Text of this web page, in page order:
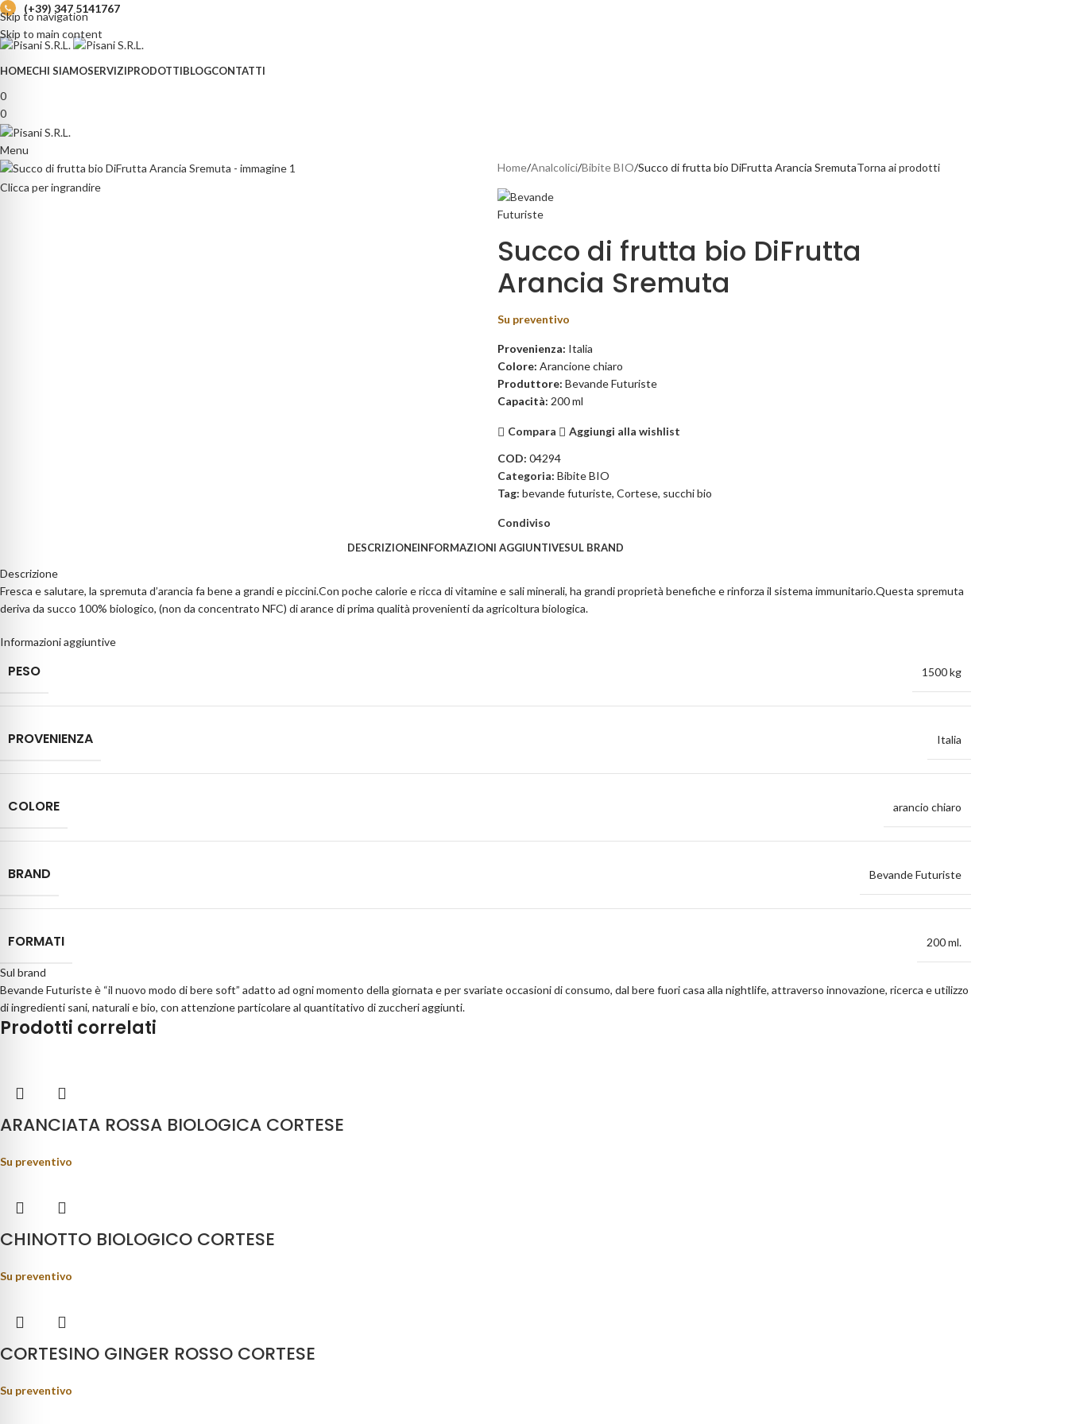
Skip to navigation
Skip to main content
(+39) 347 5141767
HOMECHI SIAMOSERVIZIPRODOTTIBLOGCONTATTI
0
0
Menu
Clicca per ingrandire
Home Analcolici Bibite BIO Succo di frutta bio DiFrutta Arancia SremutaTorna ai prodotti
Succo di frutta bio DiFrutta
Arancia Sremuta
Su preventivo
Provenienza: Italia
Colore: Arancione chiaro
Produttore: Bevande Futuriste
Capacità: 200 ml
Compara
Aggiungi alla wishlist
COD: 04294
Categoria: Bibite BIO
Tag: bevande futuriste, Cortese, succhi bio
Condiviso
DESCRIZIONEINFORMAZIONI AGGIUNTIVESUL BRAND
Descrizione
Fresca e salutare, la spremuta d’arancia fa bene a grandi e piccini.Con poche calorie e ricca di vitamine e sali minerali, ha grandi proprietà benefiche e rinforza il sistema immunitario.Questa spremuta
deriva da succo 100% biologico, (non da concentrato NFC) di arance di prima qualità provenienti da agricoltura biologica.
Informazioni aggiuntive
PESO 1500 kg
PROVENIENZA Italia
COLORE arancio chiaro
BRAND Bevande Futuriste
FORMATI 200 ml.
Sul brand
Bevande Futuriste è “il nuovo modo di bere soft” adatto ad ogni momento della giornata e per svariate occasioni di consumo, dal bere fuori casa alla nightlife, attraverso innovazione, ricerca e utilizzo
di ingredienti sani, naturali e bio, con attenzione particolare al quantitativo di zuccheri aggiunti.
Prodotti correlati
ARANCIATA ROSSA BIOLOGICA CORTESE
Su preventivo
CHINOTTO BIOLOGICO CORTESE
Su preventivo
CORTESINO GINGER ROSSO CORTESE
Su preventivo